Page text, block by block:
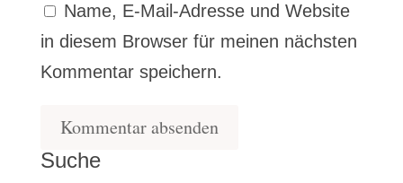
Name, E-Mail-Adresse und Website
in diesem Browser für meinen nächsten
Kommentar speichern.
Suche